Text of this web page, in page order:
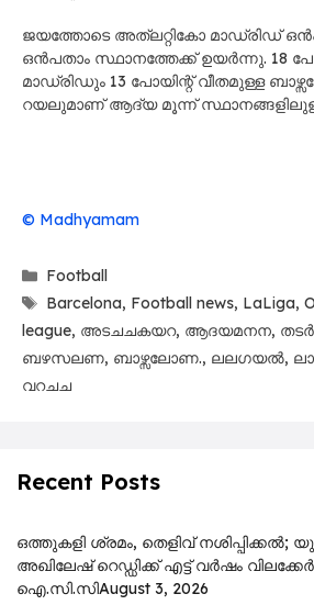
ജയത്തോടെ അത്ലറ്റികോ മാഡ്രിഡ്
ഒന്‍പതാം സ്ഥാനത്തേക്ക് ഉയർന്നു. 18
മാഡ്രിഡും 13 പോയിന്റ് വീതമുള്ള
റയലുമാണ് ആദ്യ മൂന്ന്
© Madhyamam
Categories
Football
Tags
Barcelona, Football news, LaLiga,
league, അടചചകയറ, ആദയമനന,
ബഴസലണ, ബാഴ്സലോണ., ലലഗയൽ,
വറചച
Recent Posts
ഒത്തുകളി ശ്രമം, തെളിവ് നശിപ്പിക്കൽ;
അഖിലേഷ് റെഡ്ഡിക്ക് എട്ട് വർഷം
ഐ.സി.സിAugust 3, 2026